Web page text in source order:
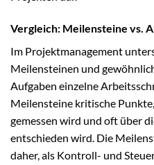
Vergleich: Meilensteine vs.
Im Projektmanagement
Meilensteinen und
Aufgaben einzelne
Meilensteine kritische
gemessen wird und oft über
entschieden wird. Die
daher, als Kontroll- und